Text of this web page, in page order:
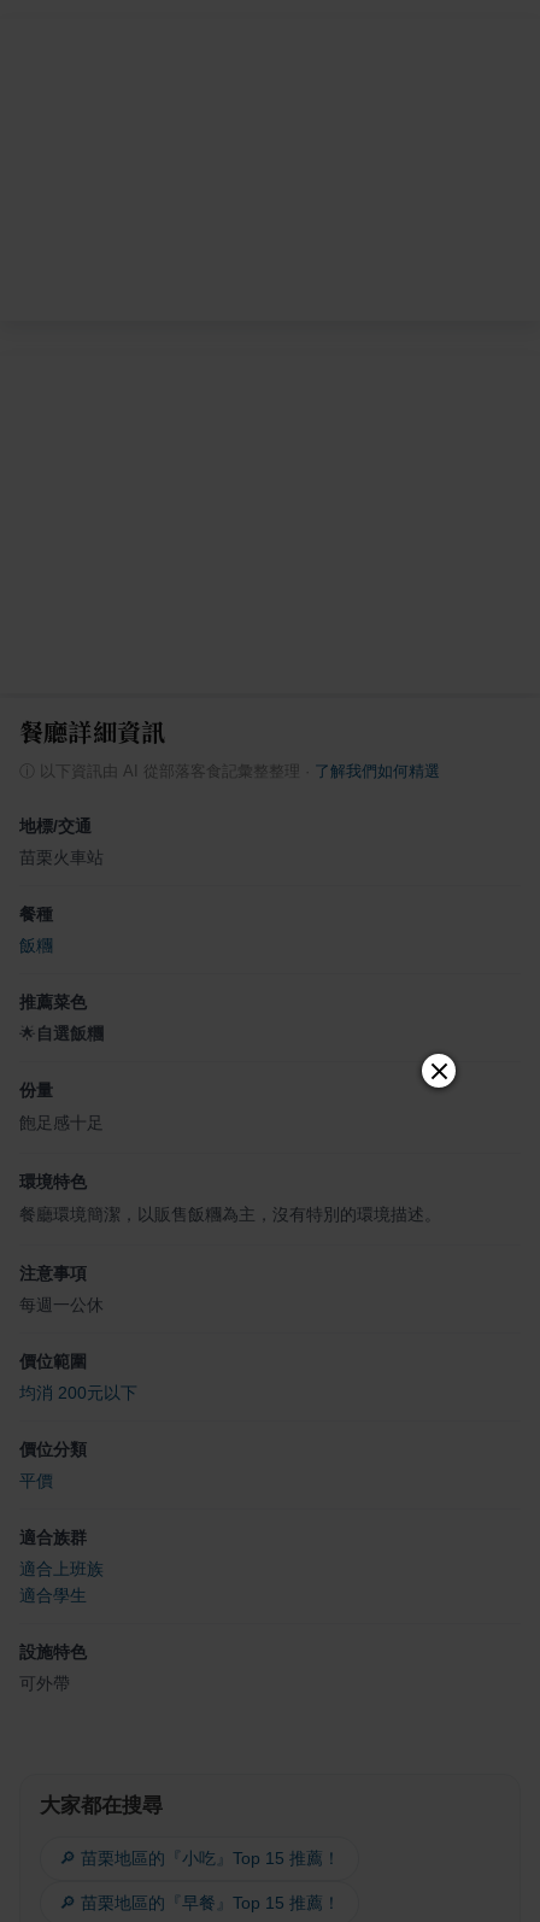
餐廳詳細資訊
ⓘ 以下資訊由 AI 從部落客食記彙整整理 了解我們如何精選
地標/交通
苗栗火車站
餐種
飯糰
推薦菜色
🌟自選飯糰
份量
飽足感十足
環境特色
餐廳環境簡潔，以販售飯糰為主，沒有特別的環境描述。
注意事項
每週一公休
價位範圍
均消 200元以下
價位分類
平價
適合族群
適合上班族
適合學生
設施特色
可外帶
大家都在搜尋
🔎 苗栗地區的『小吃』Top 15 推薦！
🔎 苗栗地區的『早餐』Top 15 推薦！